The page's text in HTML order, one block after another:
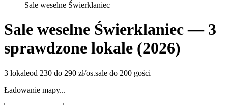
Sale weselne Świerklaniec
Sale weselne Świerklaniec — 3
sprawdzone lokale (2026)
3 lokaleod 230 do 290 zł/os.sale do 200 gości
Ładowanie mapy...